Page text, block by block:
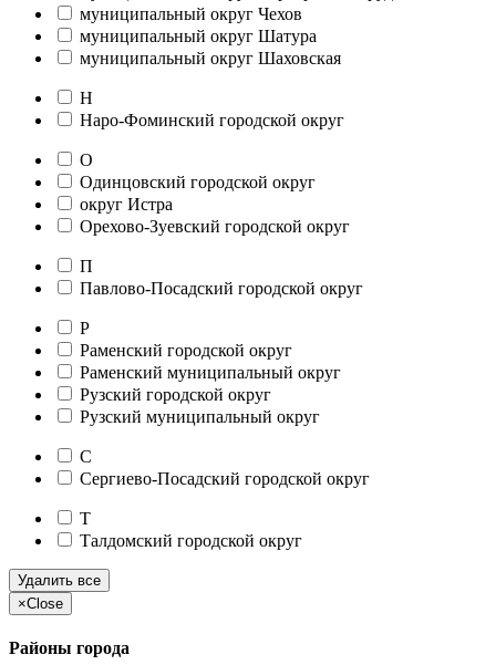
муниципальный округ Чехов
муниципальный округ Шатура
муниципальный округ Шаховская
Н
Наро-Фоминский городской округ
О
Одинцовский городской округ
округ Истра
Орехово-Зуевский городской округ
П
Павлово-Посадский городской округ
Р
Раменский городской округ
Раменский муниципальный округ
Рузский городской округ
Рузский муниципальный округ
С
Сергиево-Посадский городской округ
Т
Талдомский городской округ
Удалить все
×Close
Районы города